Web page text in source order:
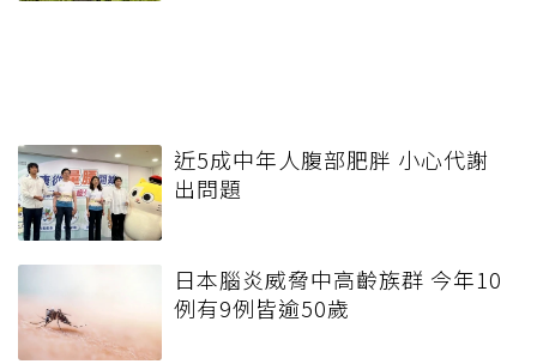
近5成中年人腹部肥胖 小心代謝
出問題
日本腦炎威脅中高齡族群 今年10
例有9例皆逾50歲